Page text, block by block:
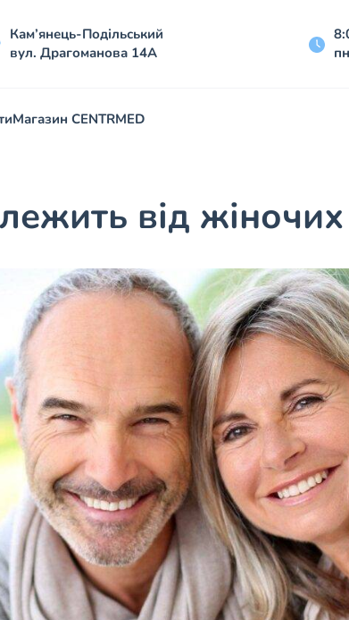
Кам’янець-Подільський
вул. Драгоманова 14А
Магазин CENTRMED
від